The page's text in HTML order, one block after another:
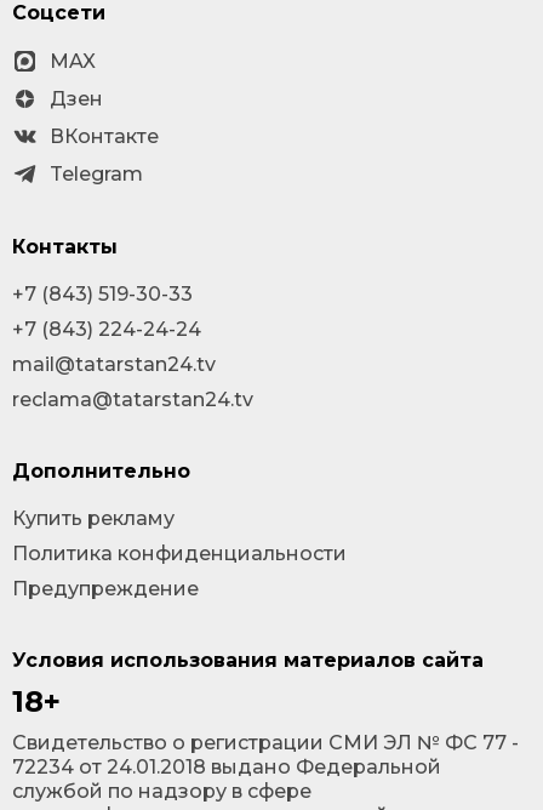
Условия использования материалов сайта
18+
Cвидетельство о регистрации СМИ ЭЛ № ФС 77 -
72234 от 24.01.2018 выдано Федеральной
службой по надзору в сфере
Соцсети
MAX
Дзен
ВКонтакте
Telegram
Контакты
+7 (843) 519-30-33
+7 (843) 224-24-24
mail@tatarstan24.tv
reclama@tatarstan24.tv
Дополнительно
Купить рекламу
Политика конфиденциальности
Предупреждение